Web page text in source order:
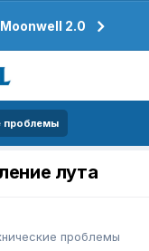
Moonwell 2.0
проблемы
лута
проблемы